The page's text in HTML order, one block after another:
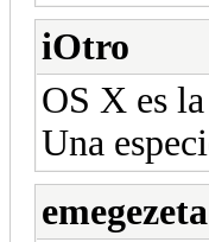
iOtro
OS X es
Una
emegezeta